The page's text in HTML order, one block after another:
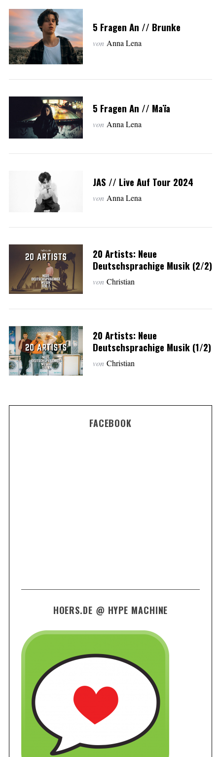
5 Fragen An // Brunke
von Anna Lena
5 Fragen An // Maïa
von Anna Lena
JAS // Live Auf Tour 2024
von Anna Lena
20 Artists: Neue
Deutschsprachige Musik (2/2)
von Christian
20 Artists: Neue
Deutschsprachige Musik (1/2)
von Christian
FACEBOOK
HOERS.DE @ HYPE MACHINE